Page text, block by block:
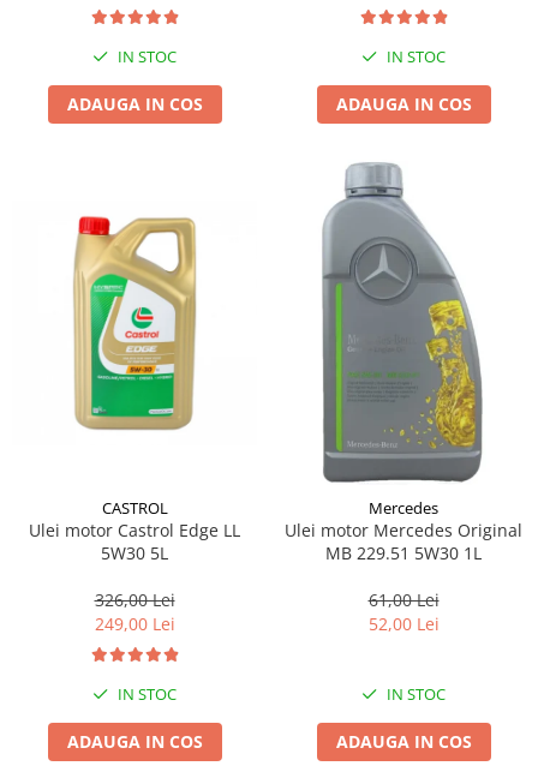
IN STOC
ADAUGA IN COS
IN STOC
ADAUGA IN COS
CASTROL
Ulei motor Castrol Edge LL
5W30 5L
326,00 Lei
249,00 Lei
IN STOC
ADAUGA IN COS
Mercedes
Ulei motor Mercedes Original
MB 229.51 5W30 1L
61,00 Lei
52,00 Lei
IN STOC
ADAUGA IN COS